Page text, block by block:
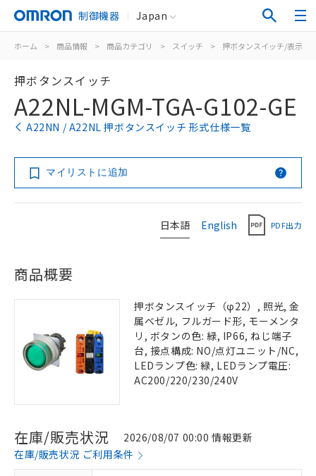
制御機器 Japan
ホーム > 商品情報 > 商品カテゴリ > スイッチ > 押ボタンスイッチ/表示灯
押ボタンスイッチ
A22NL-MGM-TGA-G102-GE
A22NN / A22NL 押ボタンスイッチ 形式仕様一覧
マイリストに追加
日本語 English PDF出力
商品概要
押ボタンスイッチ（φ22）, 照光, 金
属ベゼル, フルガード形, モーメンタ
リ, ボタンの色: 緑, IP66, ねじ端子
台, 接点構成: NO/点灯ユニット/NC,
LEDランプ色: 緑, LEDランプ電圧:
AC200/220/230/240V
在庫/販売状況
2026/08/07 00:00 情報更新
在庫/販売状況 ご利用条件